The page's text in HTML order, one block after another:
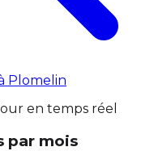
Plomelin
en temps réel
par mois